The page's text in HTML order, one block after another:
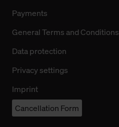
Payments
General Terms and Conditions
Data protection
Privacy settings
Imprint
Cancellation Form